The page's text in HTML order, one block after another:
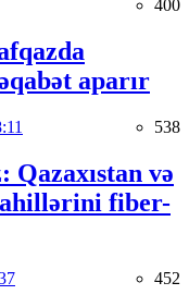
400
aparır
538
Qazaxıstan və
fiber-
452